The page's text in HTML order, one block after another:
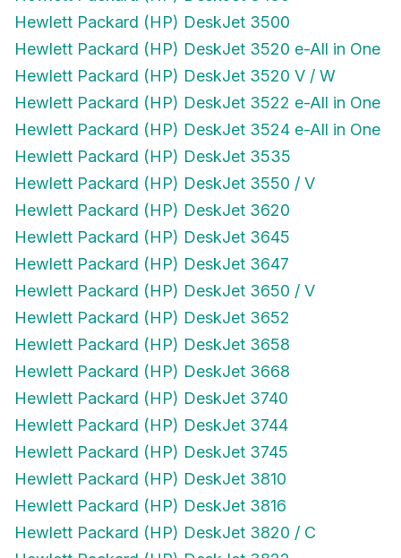
Hewlett Packard (HP) DeskJet 3500
Hewlett Packard (HP) DeskJet 3520 e-All in One
Hewlett Packard (HP) DeskJet 3520 V / W
Hewlett Packard (HP) DeskJet 3522 e-All in One
Hewlett Packard (HP) DeskJet 3524 e-All in One
Hewlett Packard (HP) DeskJet 3535
Hewlett Packard (HP) DeskJet 3550 / V
Hewlett Packard (HP) DeskJet 3620
Hewlett Packard (HP) DeskJet 3645
Hewlett Packard (HP) DeskJet 3647
Hewlett Packard (HP) DeskJet 3650 / V
Hewlett Packard (HP) DeskJet 3652
Hewlett Packard (HP) DeskJet 3658
Hewlett Packard (HP) DeskJet 3668
Hewlett Packard (HP) DeskJet 3740
Hewlett Packard (HP) DeskJet 3744
Hewlett Packard (HP) DeskJet 3745
Hewlett Packard (HP) DeskJet 3810
Hewlett Packard (HP) DeskJet 3816
Hewlett Packard (HP) DeskJet 3820 / C
Hewlett Packard (HP) DeskJet 3822